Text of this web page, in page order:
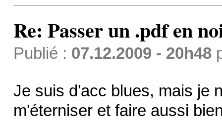
Re: Passer un .pdf en
Publié : 07.12.2009 - 20h48
Je suis d'acc blues, mais je
m'éterniser et faire aussi